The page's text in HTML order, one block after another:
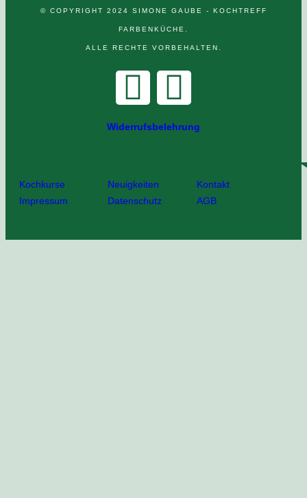
© COPYRIGHT 2024 SIMONE GAUBE - KOCHTREFF
FARBENKÜCHE.
ALLE RECHTE VORBEHALTEN.
Widerrufsbelehrung
Kochkurse Neuigkeiten
Kontakt
Impressum
Datenschutz AGB